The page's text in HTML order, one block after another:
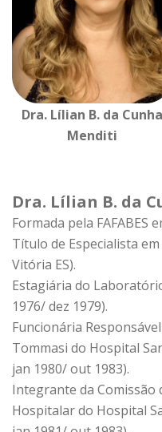
Dra. Lílian B. da Cunha
Menditi
Dra. Lílian B. da
Formada pela FAFABES
Título de Especialista em
Vitória ES).
Estagiária do
1976/ dez 1979).
Funcionária
Tommasi do Hospital
jan 1980/ out 1983).
Integrante da Comissão
Hospitalar do Hospital